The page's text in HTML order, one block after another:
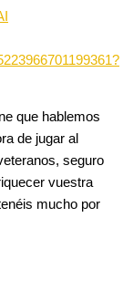
que hablemos
de jugar al
seguro
vuestra
mucho por